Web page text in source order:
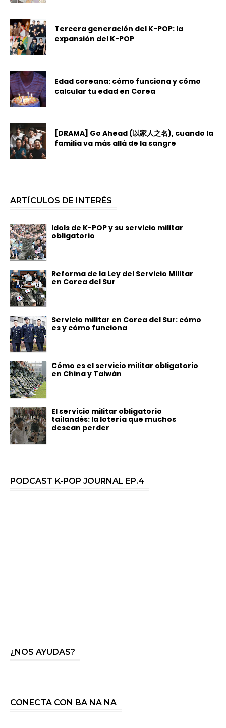
Tercera generación del K-POP: la
expansión del K-POP
Edad coreana: cómo funciona y cómo
calcular tu edad en Corea
[DRAMA] Go Ahead (以家人之名), cuando la
familia va más allá de la sangre
ARTÍCULOS DE INTERÉS
Idols de K-POP y su servicio militar
obligatorio
Reforma de la Ley del Servicio Militar
en Corea del Sur
Servicio militar en Corea del Sur: cómo
es y cómo funciona
Cómo es el servicio militar obligatorio
en China y Taiwán
El servicio militar obligatorio
tailandés: la lotería que muchos
desean perder
PODCAST K-POP JOURNAL EP.4
¿NOS AYUDAS?
CONECTA CON BA NA NA